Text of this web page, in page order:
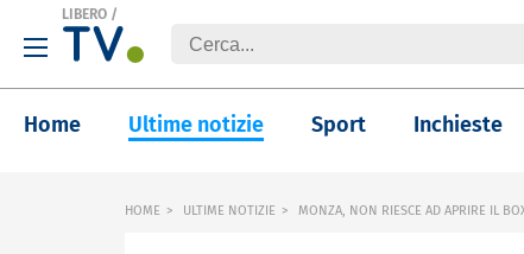
LIBERO /
Home Ultime notizie Sport Inchieste
HOME ULTIME NOTIZIE MONZA, NON RIESCE AD APRIRE IL